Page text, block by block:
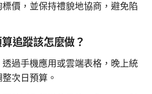
價，並保持禮貌地協商，避免陷
追蹤該怎麼做？
過手機應用或雲端表格，晚上統
次日預算。